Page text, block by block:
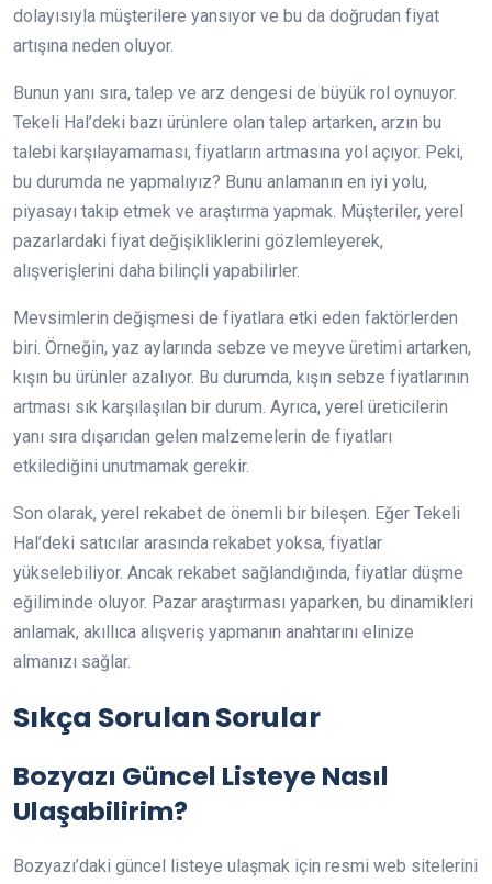
dolayısıyla müşterilere yansıyor ve bu da doğrudan fiyat
artışına neden oluyor.
Bunun yanı sıra, talep ve arz dengesi de büyük rol oynuyor.
Tekeli Hal’deki bazı ürünlere olan talep artarken, arzın bu
talebi karşılayamaması, fiyatların artmasına yol açıyor. Peki,
bu durumda ne yapmalıyız? Bunu anlamanın en iyi yolu,
piyasayı takip etmek ve araştırma yapmak. Müşteriler, yerel
pazarlardaki fiyat değişikliklerini gözlemleyerek,
alışverişlerini daha bilinçli yapabilirler.
Mevsimlerin değişmesi de fiyatlara etki eden faktörlerden
biri. Örneğin, yaz aylarında sebze ve meyve üretimi artarken,
kışın bu ürünler azalıyor. Bu durumda, kışın sebze fiyatlarının
artması sık karşılaşılan bir durum. Ayrıca, yerel üreticilerin
yanı sıra dışarıdan gelen malzemelerin de fiyatları
etkilediğini unutmamak gerekir.
Son olarak, yerel rekabet de önemli bir bileşen. Eğer Tekeli
Hal’deki satıcılar arasında rekabet yoksa, fiyatlar
yükselebiliyor. Ancak rekabet sağlandığında, fiyatlar düşme
eğiliminde oluyor. Pazar araştırması yaparken, bu dinamikleri
anlamak, akıllıca alışveriş yapmanın anahtarını elinize
almanızı sağlar.
Sıkça Sorulan Sorular
Bozyazı Güncel Listeye Nasıl
Ulaşabilirim?
Bozyazı’daki güncel listeye ulaşmak için resmi web sitelerini